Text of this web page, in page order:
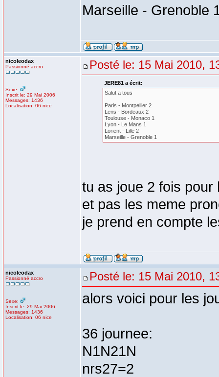
Marseille - Grenoble
nicoleodax
Passionné accro
Sexe:
Inscrit le: 29 Mai 2006
Messages: 1436
Localisation: 06 nice
Posté le: 15 Mai 2010,
JERE81 a écrit:
Salut a tous
Paris - Montpellier 2
Lens - Bordeaux 2
Toulouse - Monaco 1
Lyon - Le Mans 1
Lorient - Lille 2
Marseille - Grenoble 1
tu as joue 2 fois pour
et pas les meme
je prend en compte
nicoleodax
Passionné accro
Sexe:
Inscrit le: 29 Mai 2006
Messages: 1436
Localisation: 06 nice
Posté le: 15 Mai 2010,
alors voici pour les
36 journee:
N1N21N
nrs27=2